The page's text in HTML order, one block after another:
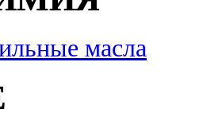
масла